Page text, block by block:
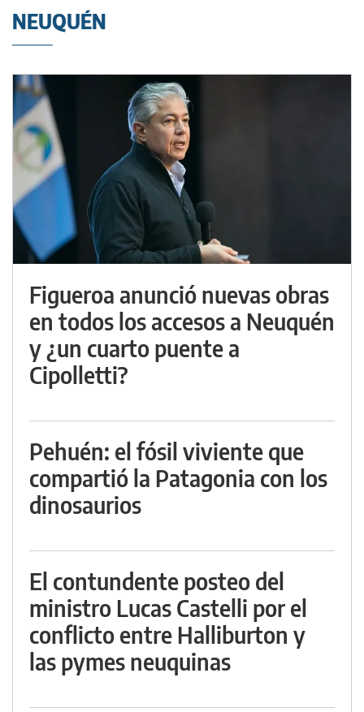
NEUQUÉN
Figueroa anunció nuevas obras
en todos los accesos a Neuquén
y ¿un cuarto puente a
Cipolletti?
Pehuén: el fósil viviente que
compartió la Patagonia con los
dinosaurios
El contundente posteo del
ministro Lucas Castelli por el
conflicto entre Halliburton y
las pymes neuquinas